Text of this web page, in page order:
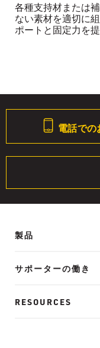
各種支持材または
ない素材を適切に
ポートと固定力を提
電話で
製品
サポーターの働き
RESOURCES